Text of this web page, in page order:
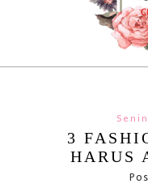
3
HARUS